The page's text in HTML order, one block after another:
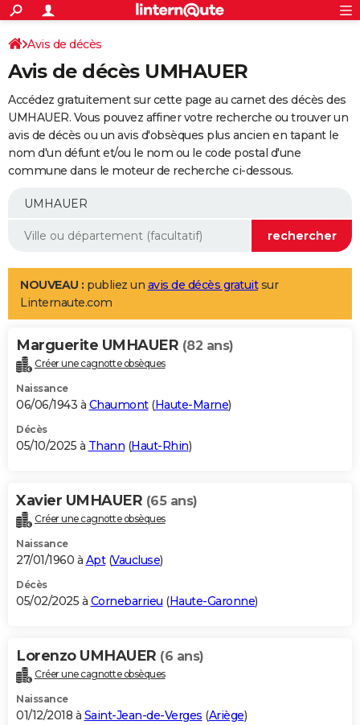
ACTUALITÉS
Politique
Société
Faits Divers
Education
Monde
Villes
+
SPORT
Coupe du monde 2026
Football
Tennis
Cyclisme
Rugby
Forum
Programme TV
TNT
Streaming
Cinéma
Sorties cinéma
Musique
+
FINANCE
Retraite
Epargne
Immobilier
Risques naturels par ville
Banque
Assurance
AUTO
Essais
Réserver un essai
Citadines
Berlines
SUV
Forum auto
+
Mobiles
Meilleur smartphone
Internet
Ordinateurs
Jeux vidéo
Guide high-tech
Aménagement intérieur
LIFESTYLE
Art de vivre
Bien-être
Loisirs
Mode
Modes de vie
Alimentation
Guide de la santé
Maladies
Médicaments
Sommeil
VOYAGE
Destinations
City break
Voyage nature
Voyage de noces
Forum
Climat
+PHOTO
GUIDES D'ACHAT
BONS PLANS
Carte de Noël
Carte Bonne année
Carte Saint-Valentin
Carte Pâques
Carte d'anniversaire
DICTIONNAIRE
Dictionnaire
Biographies
Citations
Expressions
Proverbes
PROGRAMME TV
S'inscrire
Se connecter
Lycées
Collèges
Primaires
Universités
Entreprises
Service militaire
Avis de recherche
AVIS DE DÉCÈS
Bricolage
Lifestyle
Culture
Sport
Auto
Television
Voyage
Cinema
Avis de décès
Avis de décès UMHAUER
Accédez gratuitement sur cette page au carnet des décès des
UMHAUER. Vous pouvez affiner votre recherche ou trouver un
avis de décès ou un avis d'obsèques plus ancien en tapant le
nom d'un défunt et/ou le nom ou le code postal d'une
commune dans le moteur de recherche ci-dessous.
NOUVEAU : publiez un avis de décès gratuitsur
Linternaute.com
Marguerite UMHAUER (82 ans)
Créer une cagnotte obsèques
Naissance
06/06/1943 à Chaumont(Haute-Marne)
Décès
05/10/2025 à Thann (Haut-Rhin)
Xavier UMHAUER (65 ans)
Créer une cagnotte obsèques
Naissance
27/01/1960 à Apt(Vaucluse)
Décès
05/02/2025 à Cornebarrieu (Haute-Garonne)
Lorenzo UMHAUER (6 ans)
Créer une cagnotte obsèques
Naissance
01/12/2018 à Saint-Jean-de-Verges (Ariège)